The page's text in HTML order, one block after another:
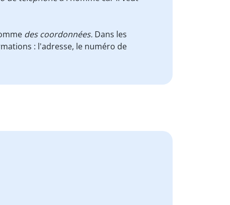
des coordonnées. Dans les
: l'adresse, le numéro de